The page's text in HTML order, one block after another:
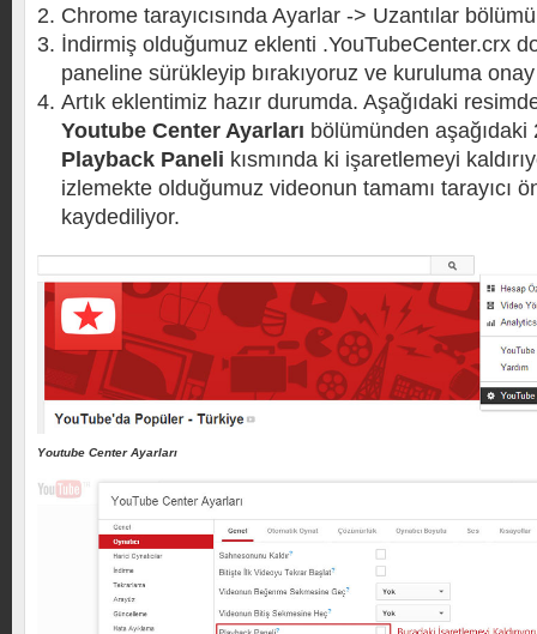
Chrome tarayıcısında Ayarlar -> Uzantılar
İndirmiş olduğumuz eklenti .YouTubeCenter.crx
paneline sürükleyip bırakıyoruz ve kuruluma
Artık eklentimiz hazır durumda. Aşağıdaki
Youtube Center Ayarları bölümünden
Playback Paneli kısmında ki işaretlemeyi
izlemekte olduğumuz videonun tamamı tarayıcı
kaydediliyor.
Youtube Center Ayarları